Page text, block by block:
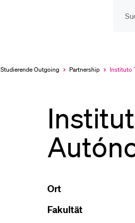
Studierende Outgoing Partnership
Aktuell
Instituto
Ort
Fakultät